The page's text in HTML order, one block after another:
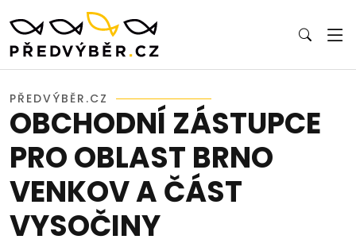
PŘEDVÝBĚR.CZ
OBCHODNÍ ZÁSTUPCE
PRO OBLAST BRNO
VENKOV A ČÁST
VYSOČINY